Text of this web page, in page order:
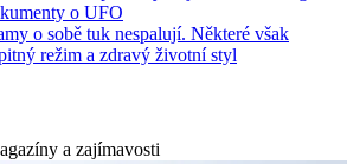
o UFO
o sobě tuk nespalují. Některé však
režim a zdravý životní styl
a zajímavosti